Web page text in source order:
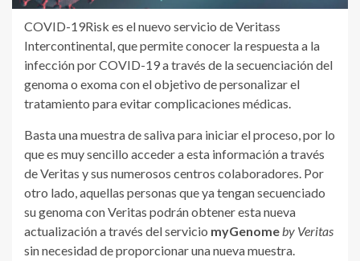
COVID-19Risk es el nuevo servicio de Veritass
Intercontinental, que permite conocer la respuesta a la
infección por COVID-19 a través de la secuenciación del
genoma o exoma con el objetivo de personalizar el
tratamiento para evitar complicaciones médicas.
Basta una muestra de saliva para iniciar el proceso, por lo
que es muy sencillo acceder a esta información a través
de Veritas y sus numerosos centros colaboradores. Por
otro lado, aquellas personas que ya tengan secuenciado
su genoma con Veritas podrán obtener esta nueva
actualización a través del servicio myGenome by Veritas
sin necesidad de proporcionar una nueva muestra.